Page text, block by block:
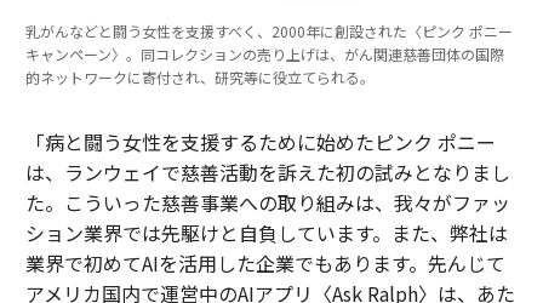
乳がんなどと闘う女性を支援すべく、2000年に創設された〈ピンク ポニー
キャンペーン〉。同コレクションの売り上げは、がん関連慈善団体の国際
的ネットワークに寄付され、研究等に役立てられる。
「病と闘う女性を支援するために始めたピンク ポニー
は、ランウェイで慈善活動を訴えた初の試みとなりまし
た。こういった慈善事業への取り組みは、我々がファッ
ション業界では先駆けと自負しています。また、弊社は
業界で初めてAIを活用した企業でもあります。先んじて
アメリカ国内で運営中のAIアプリ〈Ask Ralph〉は、あた